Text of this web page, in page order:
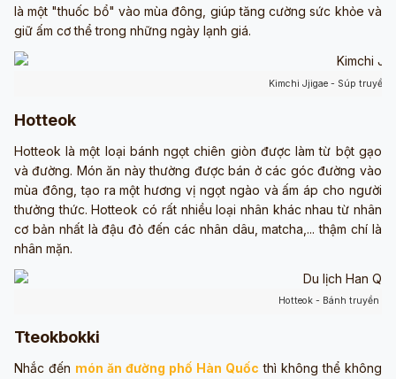
là một "thuốc bổ" vào mùa đông, giúp tăng cường sức khỏe và
giữ ấm cơ thể trong những ngày lạnh giá.
Kimchi Jjigae - Súp truyền
Hotteok
Hotteok là một loại bánh ngọt chiên giòn được làm từ bột gạo
và đường. Món ăn này thường được bán ở các góc đường vào
mùa đông, tạo ra một hương vị ngọt ngào và ấm áp cho người
thưởng thức. Hotteok có rất nhiều loại nhân khác nhau từ nhân
cơ bản nhất là đậu đỏ đến các nhân dâu, matcha,... thậm chí là
nhân mặn.
Hotteok - Bánh truyền
Tteokbokki
Nhắc đến món ăn đường phố Hàn Quốc thì không thể không